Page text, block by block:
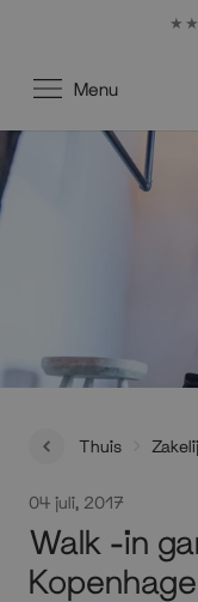
Menu
Thuis
04 juli, 2017
Walk -in